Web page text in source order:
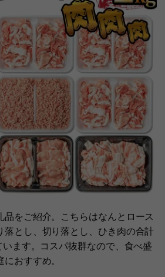
品をご紹介。こちらはなんとロース
落とし、切り落とし、ひき肉の合計
ます。コスパ抜群なので、食べ盛
おすすめ。